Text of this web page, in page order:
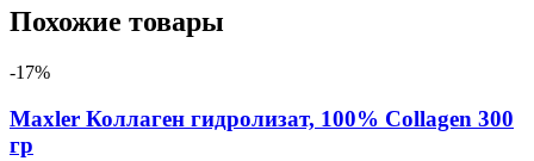
Похожие товары
-17%
Maxler Коллаген гидролизат, 100% Collagen 300
гр